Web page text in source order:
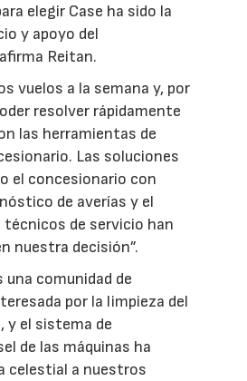
elegir Case ha sido la
y apoyo del
Reitan.
vuelos a la semana y, por
resolver rápidamente
las herramientas de
Las soluciones
el concesionario con
de averías y el
de servicio han
nuestra decisión”.
una comunidad de
por la limpieza del
y el sistema de
de las máquinas ha
celestial a nuestros